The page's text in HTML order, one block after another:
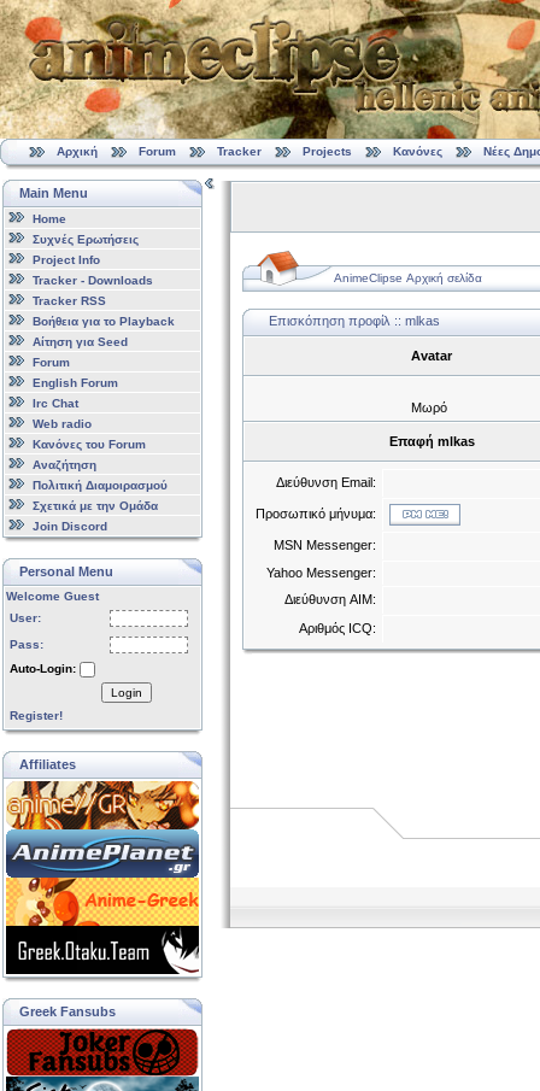
Αρχική Forum Tracker Projects Κανόνες Νέες
Main Menu
Home
Συχνές Ερωτήσεις
Project Info
Tracker - Downloads
Tracker RSS
Βοήθεια για το Playback
Αίτηση για Seed
Forum
English Forum
Irc Chat
Web radio
Κανόνες του Forum
Αναζήτηση
Πολιτική Διαμοιρασμού
Σχετικά με την Ομάδα
Join Discord
Personal Menu
Welcome Guest
User:
Pass:
Auto-Login:
Login
Register!
Affiliates
Greek Fansubs
AnimeClipse Αρχική σελίδα
Επισκόπηση προφίλ :: mlkas
Avatar
Μωρό
Επαφή mlkas
Διεύθυνση Email:
Προσωπικό μήνυμα:
MSN Messenger:
Yahoo Messenger:
Διεύθυνση AIM:
Αριθμός ICQ: